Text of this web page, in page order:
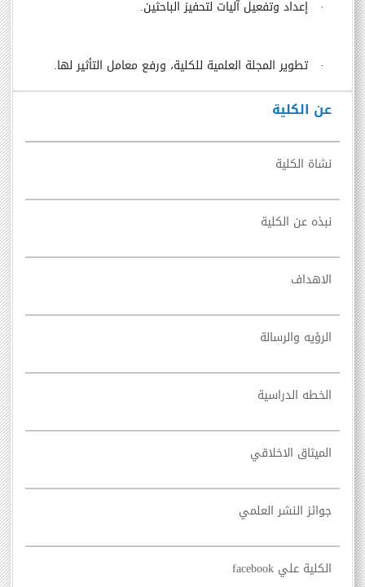
عن الكلية
نشاة الكلية
نبذه عن الكلية
الاهداف
الرؤيه والرسالة
الخطه الدراسية
الميثاق الاخلاقي
جوائز النشر العلمي
الكلية علي facebook
· إعداد وتفعيل آليات لتحفيز الباحثين.
· تطوير المجلة العلمية للكلية، ورفع معامل التأثير لها.